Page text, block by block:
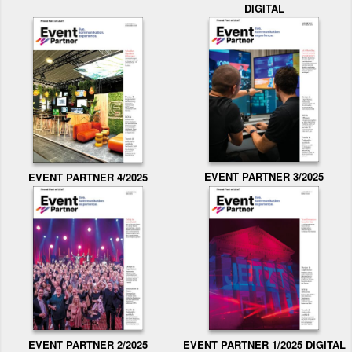
DIGITAL
EVENT PARTNER 4/2025 EVENT PARTNER 3/2025
EVENT PARTNER 2/2025 EVENT PARTNER 1/2025 DIGITAL